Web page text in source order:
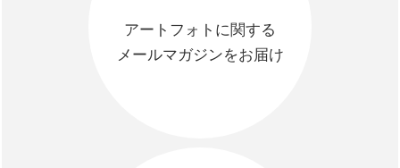
アートフォトに関する
メールマガジンをお届け